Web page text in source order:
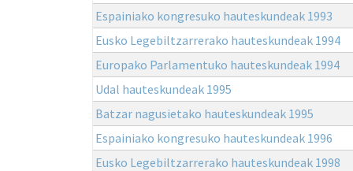
Espainiako kongresuko hauteskundeak 1993
Eusko Legebiltzarrerako hauteskundeak 1994
Europako Parlamentuko hauteskundeak 1994
Udal hauteskundeak 1995
Batzar nagusietako hauteskundeak 1995
Espainiako kongresuko hauteskundeak 1996
Eusko Legebiltzarrerako hauteskundeak 1998